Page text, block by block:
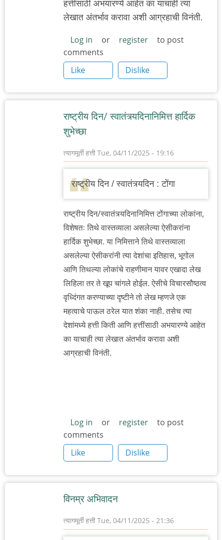
हत्तींसाठी अभयारण्ये आहेत का याचाही त्या
लेखात अंतर्भाव करावा अशी आग्रहाची विनंती.
Log in or register
to post
comments
Like
Dislike
राष्ट्रीय दिन/ स्वातंत्र्यदिनानिमित्त हार्दिक
शुभेच्छा
त्यागमूर्ती हत्ती Tue, 04/11/2025 - 19:16
राष्ट्रीय दिन / स्वातंत्र्यदिन : टोंगा
राष्ट्रीय दिन/स्वातंत्र्यदिनानिमित्त टोंगाच्या लोकांना,
विशेषतः तिथे वास्तव्याला असलेल्या ऐसीकरांना
हार्दिक शुभेच्छा. या निमित्ताने तिथे वास्तव्याला
असलेल्या ऐसीकरांनी त्या देशांचा इतिहास, भूगोल
आणि तिथल्या लोकांचे राहणीमान यावर एखादा लेख
लिहिला तर ते खूप चांगले होईल. ऐसीचे विचारसौष्ठत्व
वृध्दिंगत करण्याच्या दृष्टीने तो लेख म्हणजे एक
महत्वाचे पाऊल ठरेल यात शंका नाही. तसेच त्या
देशांमध्ये हत्ती किती आणि हत्तींसाठी अभयारण्ये आहेत
का याचाही त्या लेखात अंतर्भाव करावा अशी
आग्रहाची विनंती.
Log in or register
to post
comments
Like
Dislike
विनम्र अभिवादन
त्यागमूर्ती हत्ती Tue, 04/11/2025 - 21:36